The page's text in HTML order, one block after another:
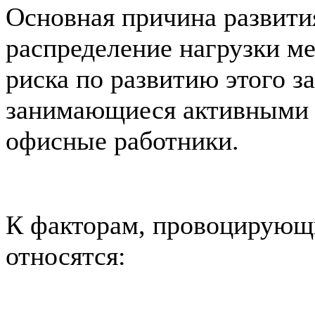
Основная причина
распределение нагрузки
риска по развитию этого
занимающиеся активными
офисные работники.
К факторам,
относятся: